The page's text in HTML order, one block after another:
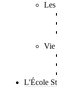
Les
Vie
L'École